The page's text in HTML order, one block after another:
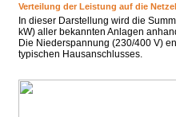
Verteilung der Leistung auf die
In dieser Darstellung wird die
kW) aller bekannten Anlagen
Die Niederspannung (230/400 V)
typischen Hausanschlusses.